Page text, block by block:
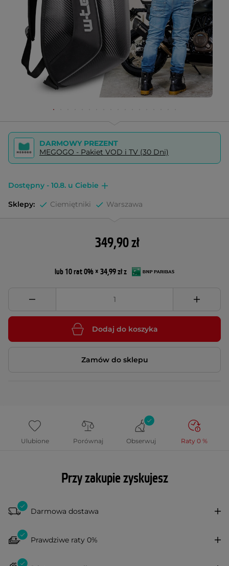
DARMOWY PREZENT
MEGOGO - Pakiet VOD i TV (30 Dni)
Dostępny - 10.8. u Ciebie
Sklepy: Ciemiętniki Warszawa
349,90 zł
lub 10 rat 0% × 34,99 zł z
Dodaj do koszyka
Zamów do sklepu
Ulubione Porównaj Obserwuj Raty 0 %
Przy zakupie zyskujesz
Darmowa dostawa
Prawdziwe raty 0%